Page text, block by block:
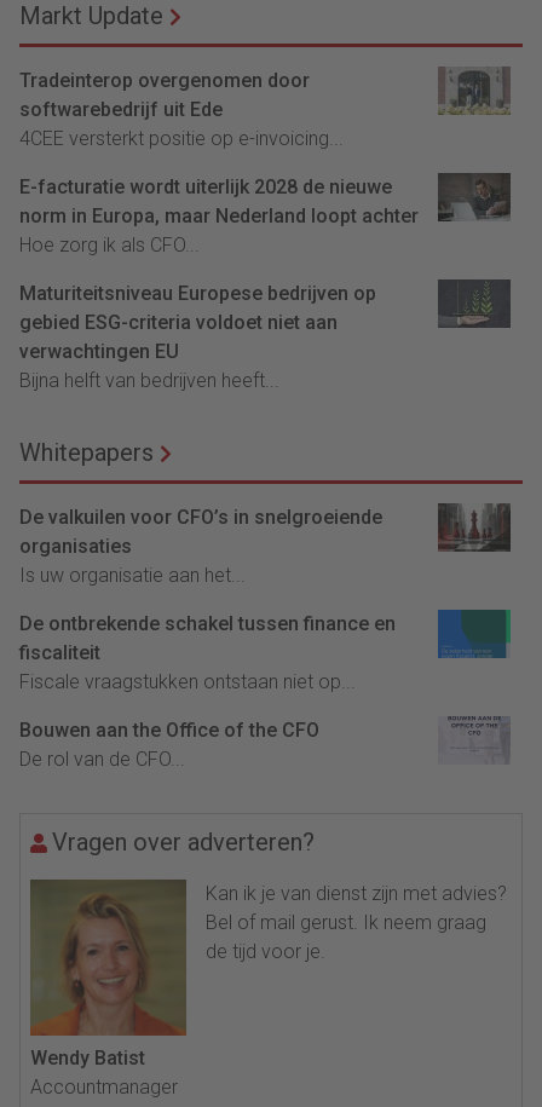
Markt Update
Tradeinterop overgenomen door
softwarebedrijf uit Ede
4CEE versterkt positie op e-invoicing...
E-facturatie wordt uiterlijk 2028 de nieuwe
norm in Europa, maar Nederland loopt achter
Hoe zorg ik als CFO...
Maturiteitsniveau Europese bedrijven op
gebied ESG-criteria voldoet niet aan
verwachtingen EU
Bijna helft van bedrijven heeft...
Whitepapers
De valkuilen voor CFO’s in snelgroeiende
organisaties
Is uw organisatie aan het...
De ontbrekende schakel tussen finance en
fiscaliteit
Fiscale vraagstukken ontstaan niet op...
Bouwen aan the Office of the CFO
De rol van de CFO...
Vragen over adverteren?
Kan ik je van dienst zijn met advies?
Bel of mail gerust. Ik neem graag
de tijd voor je.
Wendy Batist
Accountmanager